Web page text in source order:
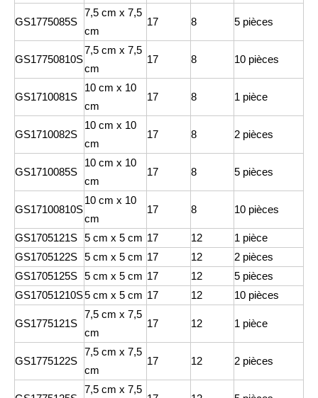
GS1775085S
7,5 cm x 7,5
cm
17 8 5 pièces
GS17750810S
7,5 cm x 7,5
cm
17 8 10 pièces
GS1710081S
10 cm x 10
cm
17 8 1 pièce
GS1710082S
10 cm x 10
cm
17 8 2 pièces
GS1710085S
10 cm x 10
cm
17 8 5 pièces
GS17100810S
10 cm x 10
cm
17 8 10 pièces
GS1705121S 5 cm x 5 cm 17 12
1 pièce
GS1705122S 5 cm x 5 cm 17 12
2 pièces
GS1705125S 5 cm x 5 cm 17 12
5 pièces
GS17051210S5 cm x 5 cm 17 12 10 pièces
GS1775121S
7,5 cm x 7,5
cm
17 12 1 pièce
GS1775122S
7,5 cm x 7,5
cm
17 12 2 pièces
7,5 cm x 7,5